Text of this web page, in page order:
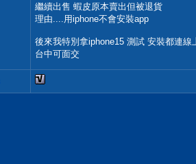
繼續出售 蝦皮原本賣出但被退貨
理由....用iphone不會安裝app
後來我特別拿iphone15 測試 安裝都連線
台中可面交